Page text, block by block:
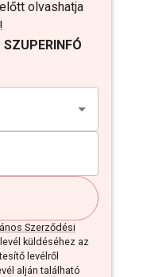
olvashatja
Szerződési
küldéséhez az
levélről
alján található